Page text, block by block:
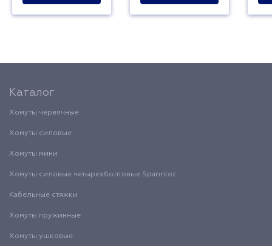
Каталог
Хомуты червячные
Хомуты силовые
Хомуты мини
Хомуты силовые четырехболтовые Spannloc
Кабельные стяжки
Хомуты пружинные
Хомуты ушковые